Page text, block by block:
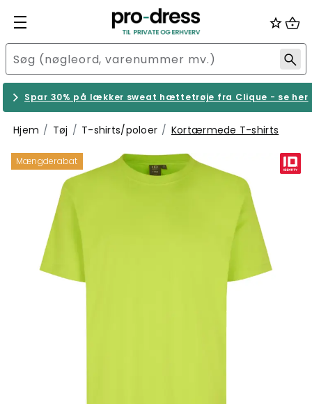
Spar 30% på lækker sweat hættetrøje fra Clique - se her
Hjem Tøj T-shirts/poloer Kortærmede T-shirts
Mængderabat